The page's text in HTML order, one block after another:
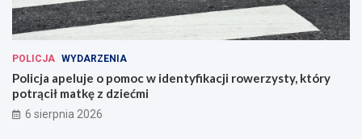
POLICJA WYDARZENIA
Policja apeluje o pomoc w identyfikacji rowerzysty, który
potrącił matkę z dziećmi
6 sierpnia 2026